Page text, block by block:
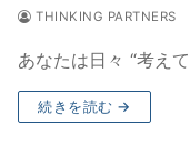
THINKING PARTNERS
あなたは日々 “考え
続きを読む →